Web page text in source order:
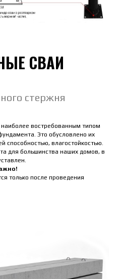
СВАИ
стержня
востребованным типом
Это обусловлено их
способностью, влагостойкостью.
для большинства наших домов, в
только после проведения